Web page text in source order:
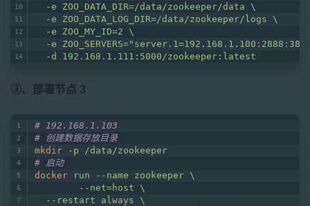
  -e ZOO_DATA_DIR=/data/zookeeper/data \
  -e ZOO_DATA_LOG_DIR=/data/zookeeper/logs \
  -e ZOO_MY_ID=2 \
-e
  -d 192.168.1.111:5000/zookeeper:latest
③、部署节点 3
# 192.168.1.103
# 创建数据存放目录
mkdir
-p /data/zookeeper
# 启动
docker
run --name zookeeper \
        --net=host \
  --restart always \